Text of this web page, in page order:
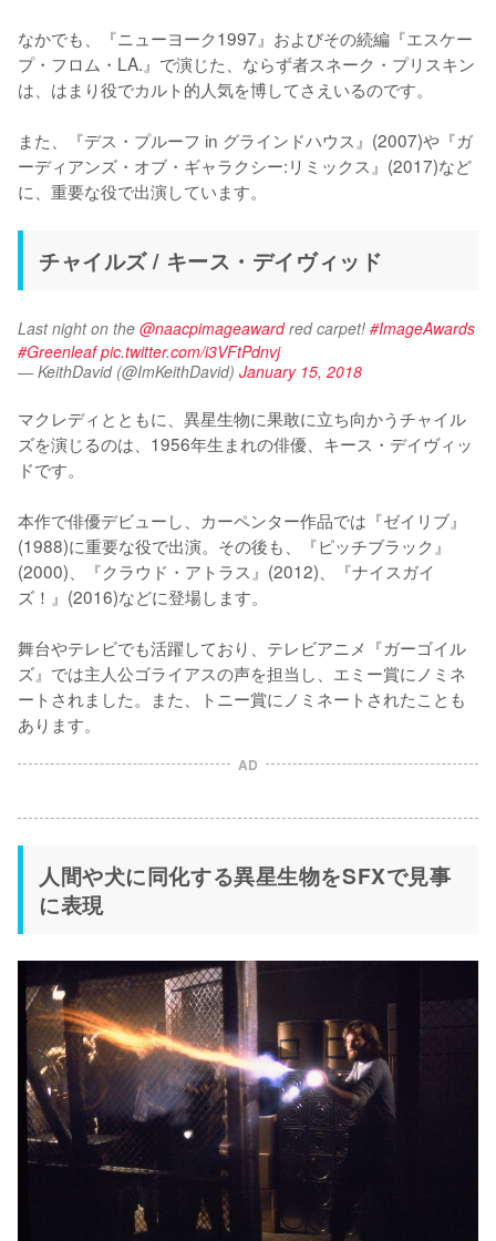
なかでも、『ニューヨーク1997』およびその続編『エスケー
プ・フロム・LA.』で演じた、ならず者スネーク・プリスキン
は、はまり役でカルト的人気を博してさえいるのです。
また、『デス・プルーフ in グラインドハウス』(2007)や『ガ
ーディアンズ・オブ・ギャラクシー:リミックス』(2017)など
に、重要な役で出演しています。
チャイルズ / キース・デイヴィッド
Last night on the @naacpimageaward red carpet! #ImageAwards
#Greenleaf pic.twitter.com/i3VFtPdnvj
— KeithDavid (@ImKeithDavid) January 15, 2018
マクレディとともに、異星生物に果敢に立ち向かうチャイル
ズを演じるのは、1956年生まれの俳優、キース・デイヴィッ
ドです。
本作で俳優デビューし、カーペンター作品では『ゼイリブ』
(1988)に重要な役で出演。その後も、『ピッチブラック』
(2000)、『クラウド・アトラス』(2012)、『ナイスガイ
ズ！』(2016)などに登場します。
舞台やテレビでも活躍しており、テレビアニメ『ガーゴイル
ズ』では主人公ゴライアスの声を担当し、エミー賞にノミネ
ートされました。また、トニー賞にノミネートされたことも
あります。
AD
人間や犬に同化する異星生物をSFXで見事
に表現